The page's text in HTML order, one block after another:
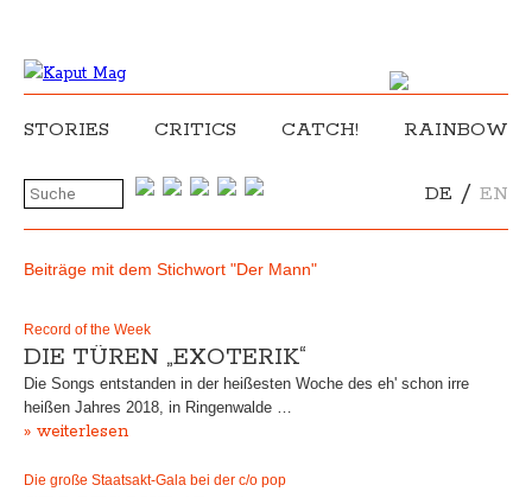
STORIES CRITICS CATCH! RAINBOW
DE / EN
Beiträge mit dem Stichwort "Der Mann"
Record of the Week
DIE TÜREN „EXOTERIK“
Die Songs entstanden in der heißesten Woche des eh' schon irre
heißen Jahres 2018, in Ringenwalde …
» weiterlesen
Die große Staatsakt-Gala bei der c/o pop